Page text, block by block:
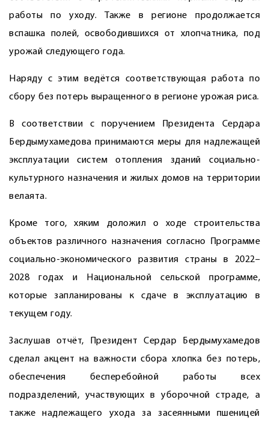
работы по уходу. Также в регионе продолжается
вспашка полей, освободившихся от хлопчатника, под
урожай следующего года.
Наряду с этим ведётся соответствующая работа по
сбору без потерь выращенного в регионе урожая риса.
В соответствии с поручением Президента Сердара
Бердымухамедова принимаются меры для надлежащей
эксплуатации систем отопления зданий социально-
культурного назначения и жилых домов на территории
велаята.
Кроме того, хяким доложил о ходе строительства
объектов различного назначения согласно Программе
социально-экономического развития страны в 2022–
2028 годах и Национальной сельской программе,
которые запланированы к сдаче в эксплуатацию в
текущем году.
Заслушав отчёт, Президент Сердар Бердымухамедов
сделал акцент на важности сбора хлопка без потерь,
обеспечения бесперебойной работы всех
подразделений, участвующих в уборочной страде, а
также надлежащего ухода за засеянными пшеницей